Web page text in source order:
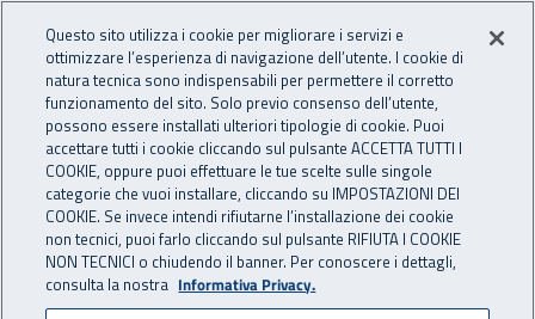
INAIL - Istituto Nazionale
Apri cerca
Navigazione principale
Navigazione - Ti trovi in:
Home Inail comunica News
19 ottobre 2018
Questo sito utilizza i cookie per migliorare i servizi e
ottimizzare l’esperienza di navigazione dell’utente. I cookie di
natura tecnica sono indispensabili per permettere il corretto
funzionamento del sito. Solo previo consenso dell’utente,
possono essere installati ulteriori tipologie di cookie. Puoi
accettare tutti i cookie cliccando sul pulsante ACCETTA TUTTI I
COOKIE, oppure puoi effettuare le tue scelte sulle singole
categorie che vuoi installare, cliccando su IMPOSTAZIONI DEI
COOKIE. Se invece intendi rifiutarne l’installazione dei cookie
non tecnici, puoi farlo cliccando sul pulsante RIFIUTA I COOKIE
NON TECNICI o chiudendo il banner. Per conoscere i dettagli,
consulta la nostra Informativa Privacy.